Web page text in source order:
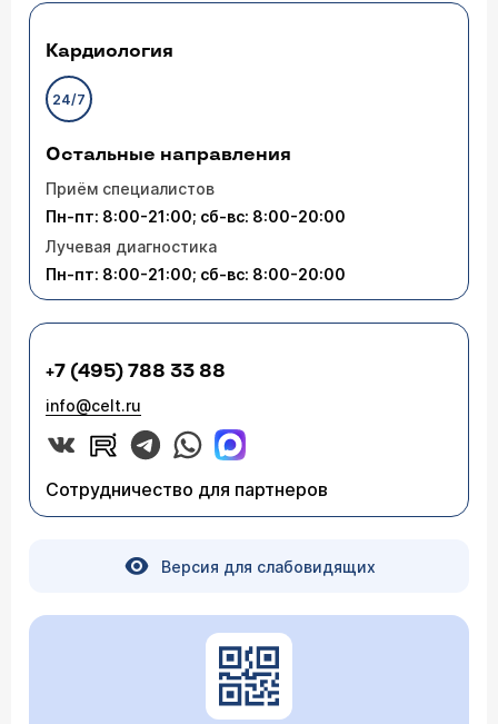
Кардиология
24/7
Остальные направления
Приём специалистов
Пн-пт: 8:00-21:00; сб-вс: 8:00-20:00
Лучевая диагностика
Пн-пт: 8:00-21:00; сб-вс: 8:00-20:00
+7 (495) 788 33 88
info@celt.ru
Сотрудничество для партнеров
Версия для слабовидящих